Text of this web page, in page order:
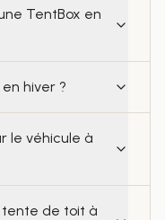
TentBox en
hiver ?
le véhicule à
tente de toit à